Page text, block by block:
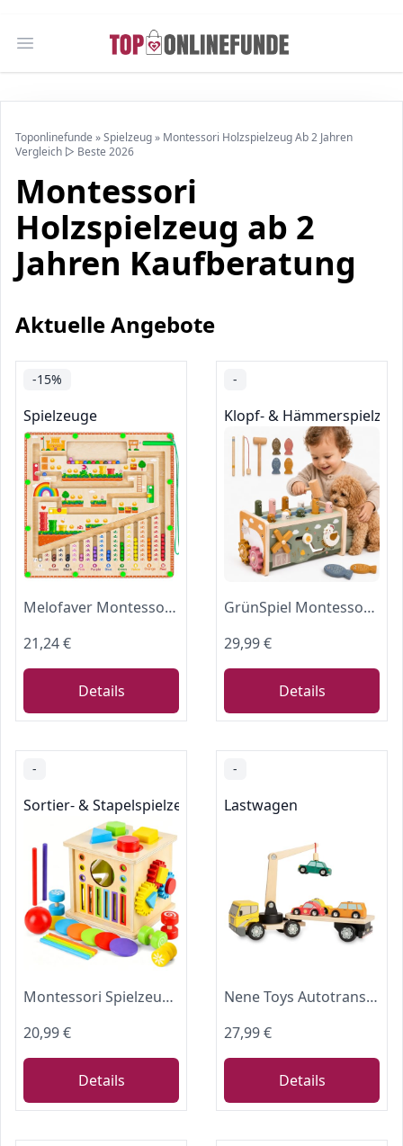
Open main menu
Toponlinefunde »Spielzeug» Montessori Holzspielzeug Ab 2 Jahren
Vergleich ▷ Beste 2026
Montessori
Holzspielzeug ab 2
Jahren Kaufberatung
Aktuelle Angebote
-15%
Spielzeuge
Melofaver Montessori Magnetspiel Labyrinth Kinder Spielzeug ab 2 3 4 Jahre
21,24 €
Details
-
Klopf- &
GrünSpiel Montessori Holzspielzeug ab 2 Jahren, 7-in-1 Hammerspiel mit Magnet-Angelspiel, Motorikspielzeug aus Holz, Lernspielzeug für Kleinkinder, Geschenk für Mädchen und Jungen ab 24 Monaten
29,99 €
Details
-
Sortier- & Stapelspielzeug
Montessori Spielzeug ab 1 Jahre, Montessori Holzspielzeug ab 2 Jahr Motorikspielzeug Farbe Sortierspiel, Sensorik Spielzeug Baby Formsortierer, Geschenk Geburtstag für 2 3 Jahre Mädchen Jungen
20,99 €
Details
-
Lastwagen
Nene Toys Autotransporter aus Holz mit Kran & 4 Magnet-Autos – Magnetspielzeug für Kinder ab 2 Jahren – Montessori Holzspielzeug & Lernspiel mit Fahrzeugen – Geschenk Jungen Mädchen 2 3 Jahren
27,99 €
Details